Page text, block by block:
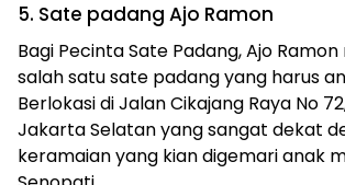
5. Sate padang Ajo Ramon
Bagi Pecinta Sate Padang, Ajo
salah satu sate padang yang harus
Berlokasi di Jalan Cikajang Raya No
Jakarta Selatan yang sangat dekat
keramaian yang kian digemari anak